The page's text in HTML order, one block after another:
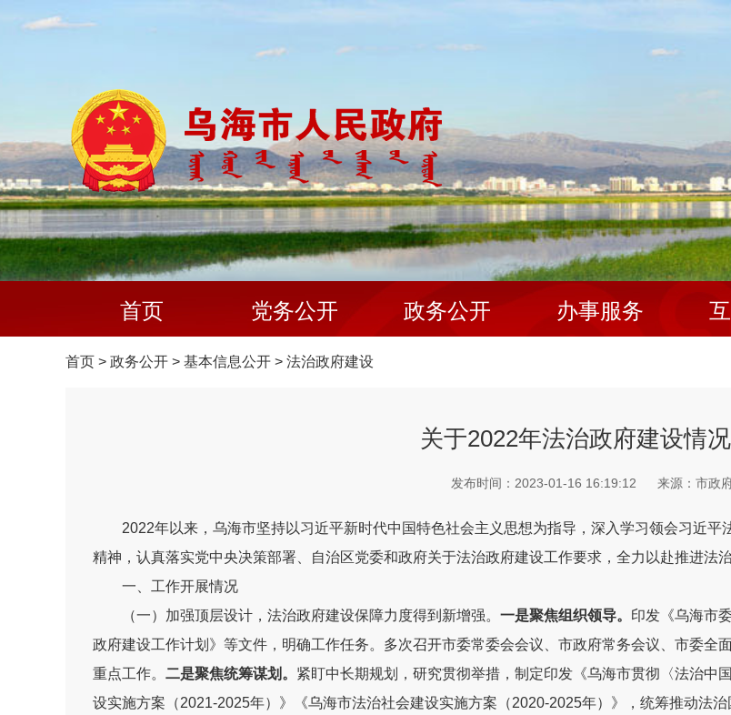
首页 党务公开 政务公开 办事服务
首页 > 政务公开 > 基本信息公开 > 法治政府建设
关于2022年法治政府建设情
发布时间：2023-01-16 16:19:12 来源：市政
2022年以来 ， 乌海市坚持以习近平新时代中国特色社会主义思想为指导，深入学习领会习近平
精神， 认真落实党中央决策部署 自治区党委和政府关于法治政府建设工作要求，全力以赴推进法
一
工作开展情况
（一）加强顶层设计，法治政府建设保障力度得到新增强。 一是聚焦组织领导。 印发《乌海市
政府建设工作计划》等文件，明确工作任务。多次召开市委常委会会议、市政府常务会议、市委全
重点工作。 二是聚焦统筹谋划。 紧盯中长期规划，研究贯彻举措，制定印发《乌海市贯彻〈法治中
设实施方案（2021-2025年）》《乌海市法治社会建设实施方案（2020-2025年）》，统筹推动法治